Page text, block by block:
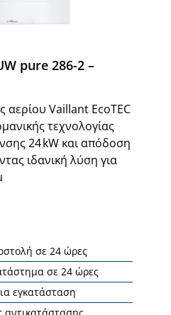
pure 286-2 –
αερίου Vaillant EcoTEC
τεχνολογίας
24 kW και απόδοση
ιδανική λύση για
σε 24 ώρες
σε 24 ώρες
εγκατάσταση